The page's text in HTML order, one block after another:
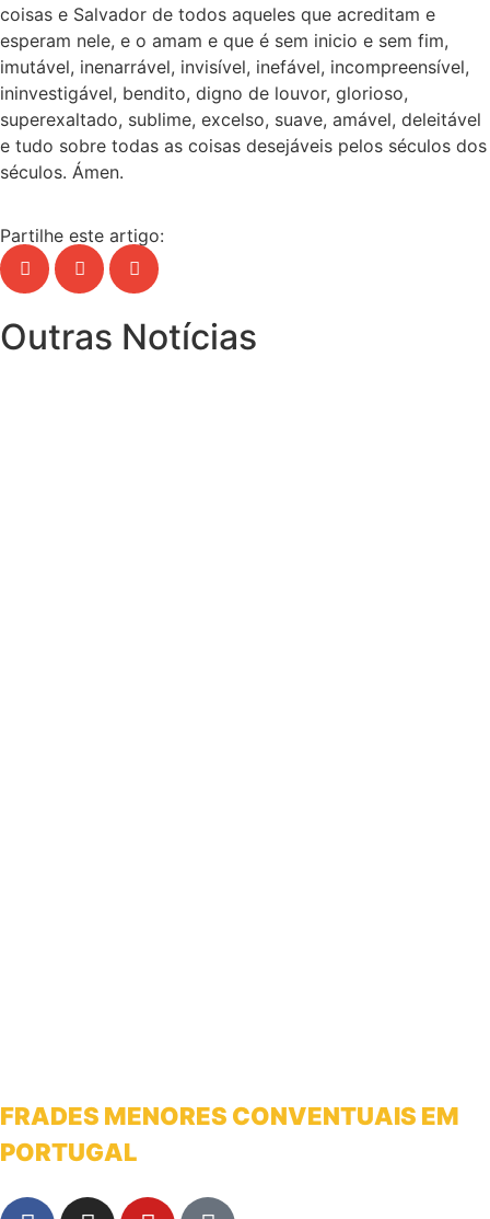
coisas e Salvador de todos aqueles que acreditam e
esperam nele, e o amam e que é sem inicio e sem fim,
imutável, inenarrável, invisível, inefável, incompreensível,
ininvestigável, bendito, digno de louvor, glorioso,
superexaltado, sublime, excelso, suave, amável, deleitável
e tudo sobre todas as coisas desejáveis pelos séculos dos
séculos. Ámen.
Partilhe este artigo:
Outras Notícias
FRADES MENORES CONVENTUAIS EM
PORTUGAL